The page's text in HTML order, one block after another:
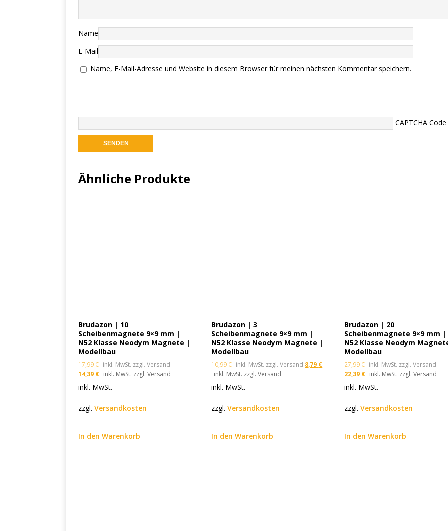
Name
E-Mail
Name, E-Mail-Adresse und Website in diesem Browser für meinen nächsten Kommentar speichern.
CAPTCHA Code
Ähnliche Produkte
Brudazon | 10
Scheibenmagnete 9×9 mm |
N52 Klasse Neodym Magnete |
Modellbau
17,99€ inkl. MwSt. zzgl. Versand
14,39 € inkl. MwSt. zzgl. Versand
inkl. MwSt.
zzgl. Versandkosten
In den Warenkorb
Brudazon | 3
Scheibenmagnete 9×9 mm |
N52 Klasse Neodym Magnete |
Modellbau
10,99€ inkl. MwSt. zzgl. Versand 8,79 €
inkl. MwSt. zzgl. Versand
inkl. MwSt.
zzgl.Versandkosten
In den Warenkorb
Brudazon | 20
Scheibenmagnete 9×9 mm |
N52 Klasse Neodym
Modellbau
27,99€ inkl. MwSt. zzgl. Versand
22,39 € inkl. MwSt. zzgl. Versand
inkl. MwSt.
zzgl.Versandkosten
In den Warenkorb